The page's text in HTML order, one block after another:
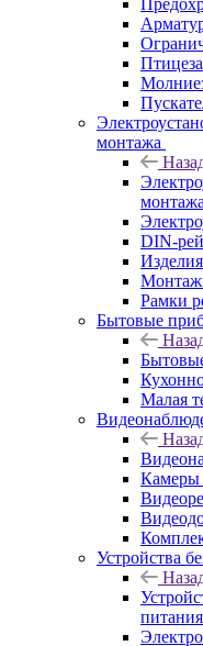
монтажа
монтажа
DIN-
Рамки
Бытовые
Малая
Камеры
Устройства
питания